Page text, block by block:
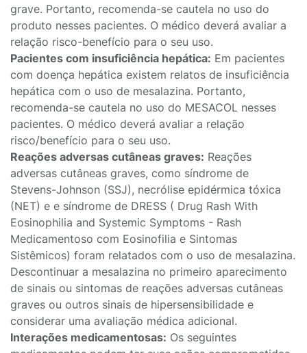
grave. Portanto, recomenda-se cautela no uso do
produto nesses pacientes. O médico deverá avaliar a
relação risco-benefício para o seu uso.
Pacientes com insuficiência hepática: Em pacientes
com doença hepática existem relatos de insuficiência
hepática com o uso de mesalazina. Portanto,
recomenda-se cautela no uso do MESACOL nesses
pacientes. O médico deverá avaliar a relação
risco/benefício para o seu uso.
Reações adversas cutâneas graves: Reações
adversas cutâneas graves, como síndrome de
Stevens-Johnson (SSJ), necrólise epidérmica tóxica
(NET) e e síndrome de DRESS ( Drug Rash With
Eosinophilia and Systemic Symptoms - Rash
Medicamentoso com Eosinofilia e Sintomas
Sistêmicos) foram relatados com o uso de mesalazina.
Descontinuar a mesalazina no primeiro aparecimento
de sinais ou sintomas de reações adversas cutâneas
graves ou outros sinais de hipersensibilidade e
considerar uma avaliação médica adicional.
Interações medicamentosas: Os seguintes